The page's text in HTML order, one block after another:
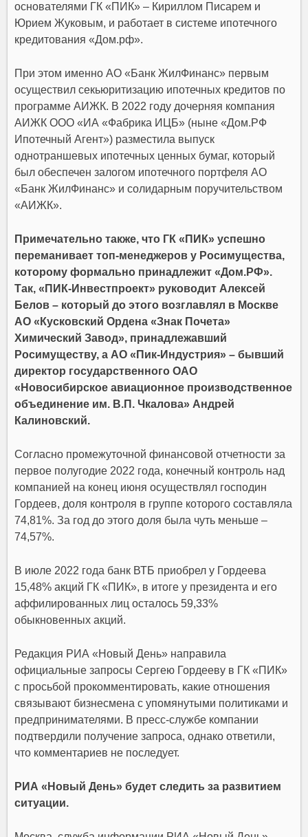
основателями ГК «ПИК» – Кириллом Писарем и
Юрием Жуковым, и работает в системе ипотечного
кредитования «Дом.рф».
При этом именно АО «Банк ЖилФинанс» первым
осуществил секьюритизацию ипотечных кредитов по
программе АИЖК. В 2022 году дочерняя компания
АИЖК ООО «ИА «Фабрика ИЦБ» (ныне «Дом.РФ
Ипотечный Агент») разместила выпуск
однотраншевых ипотечных ценных бумаг, который
был обеспечен залогом ипотечного портфеля АО
«Банк ЖилФинанс» и солидарным поручительством
«АИЖК».
Примечательно также, что ГК «ПИК» успешно
переманивает топ-менеджеров у Росимущества,
которому формально принадлежит «Дом.РФ».
Так, «ПИК-Инвестпроект» руководит Алексей
Белов – который до этого возглавлял в Москве
АО «Кусковский Ордена «Знак Почета»
Химический Завод», принадлежавший
Росимуществу, а АО «Пик-Индустрия» – бывший
директор государственного ОАО
«Новосибирское авиационное производственное
объединение им. В.П. Чкалова» Андрей
Калиновский.
Согласно промежуточной финансовой отчетности за
первое полугодие 2022 года, конечный контроль над
компанией на конец июня осуществлял господин
Гордеев, доля контроля в группе которого составляла
74,81%. За год до этого доля была чуть меньше –
74,57%.
В июле 2022 года банк ВТБ приобрел у Гордеева
15,48% акций ГК «ПИК», в итоге у президента и его
аффилированных лиц осталось 59,33%
обыкновенных акций.
Редакция РИА «Новый День» направила
официальные запросы Сергею Гордееву в ГК «ПИК»
с просьбой прокомментировать, какие отношения
связывают бизнесмена с упомянутыми политиками и
предпринимателями. В пресс-службе компании
подтвердили получение запроса, однако ответили,
что комментариев не последует.
РИА «Новый День» будет следить за развитием
ситуации.